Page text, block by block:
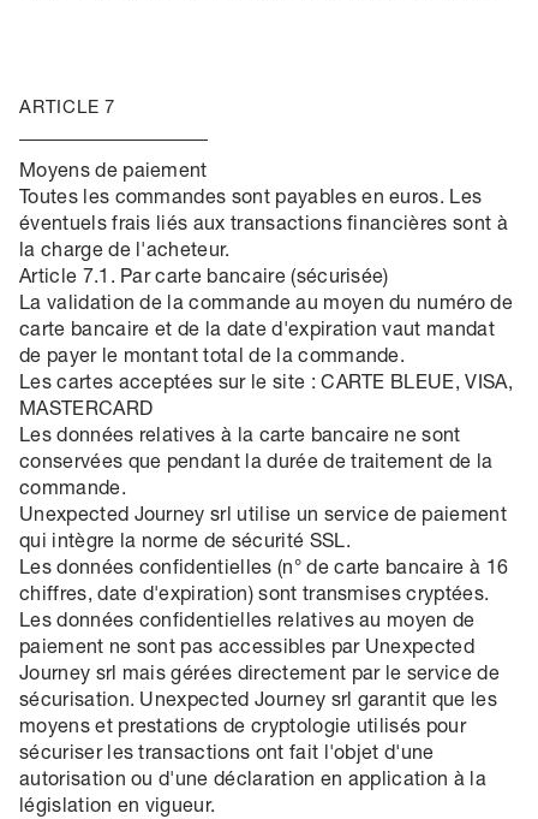
ARTICLE 7
Moyens de paiement
Toutes les commandes sont payables en euros. Les
éventuels frais liés aux transactions financières sont à
la charge de l'acheteur.
Article 7.1. Par carte bancaire (sécurisée)
La validation de la commande au moyen du numéro de
carte bancaire et de la date d'expiration vaut mandat
de payer le montant total de la commande.
Les cartes acceptées sur le site : CARTE BLEUE, VISA,
MASTERCARD
Les données relatives à la carte bancaire ne sont
conservées que pendant la durée de traitement de la
commande.
Unexpected Journey srl utilise un service de paiement
qui intègre la norme de sécurité SSL.
Les données confidentielles (n° de carte bancaire à 16
chiffres, date d'expiration) sont transmises cryptées.
Les données confidentielles relatives au moyen de
paiement ne sont pas accessibles par Unexpected
Journey srl mais gérées directement par le service de
sécurisation. Unexpected Journey srl garantit que les
moyens et prestations de cryptologie utilisés pour
sécuriser les transactions ont fait l'objet d'une
autorisation ou d'une déclaration en application à la
législation en vigueur.